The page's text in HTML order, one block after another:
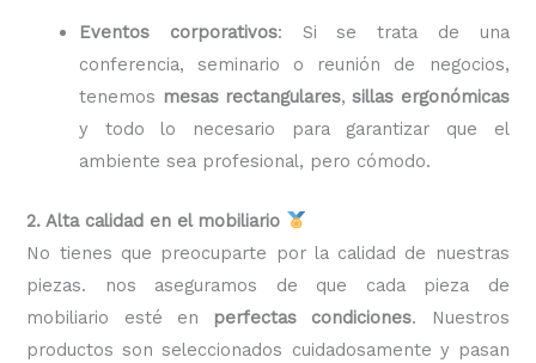
Eventos corporativos: Si se trata de una
conferencia, seminario o reunión de negocios,
tenemos mesas rectangulares,sillas ergonómicas
y todo lo necesario para garantizar que el
ambiente sea profesional, pero cómodo.
2. Alta calidad en el mobiliario
No tienes que preocuparte por la calidad de nuestras
piezas. nos aseguramos de que cada pieza de
mobiliario esté en
perfectas condiciones. Nuestros
productos son seleccionados cuidadosamente y pasan